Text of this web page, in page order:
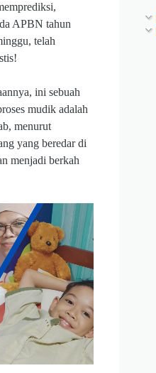
APBN tahun
telah
ini sebuah
mudik adalah
menurut
yang beredar di
menjadi berkah